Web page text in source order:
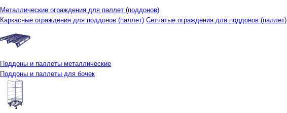
Металлические ограждения для паллет (поддонов)
Каркасные ограждения для поддонов (паллет) Сетчатые ограждения для поддонов (паллет)
Поддоны и паллеты металлические
Поддоны и паллеты для бочек